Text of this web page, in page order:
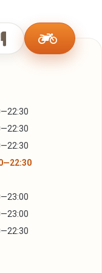
poissons et de
repas et ce sera
cadre rénové et
?
de la direction pour
:
menu adapté à tous
de vous donner
restaurant.